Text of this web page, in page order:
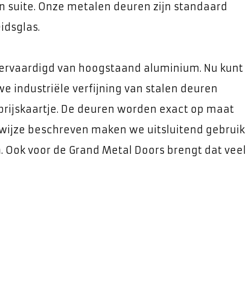
suite. Onze metalen deuren zijn standaard
van hoogstaand aluminium. Nu kunt
industriële verfijning van stalen deuren
De deuren worden exact op maat
beschreven maken we uitsluitend gebruik
voor de Grand Metal Doors brengt dat veel